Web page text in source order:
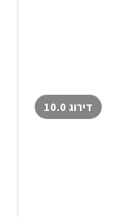
דירוג 10.0